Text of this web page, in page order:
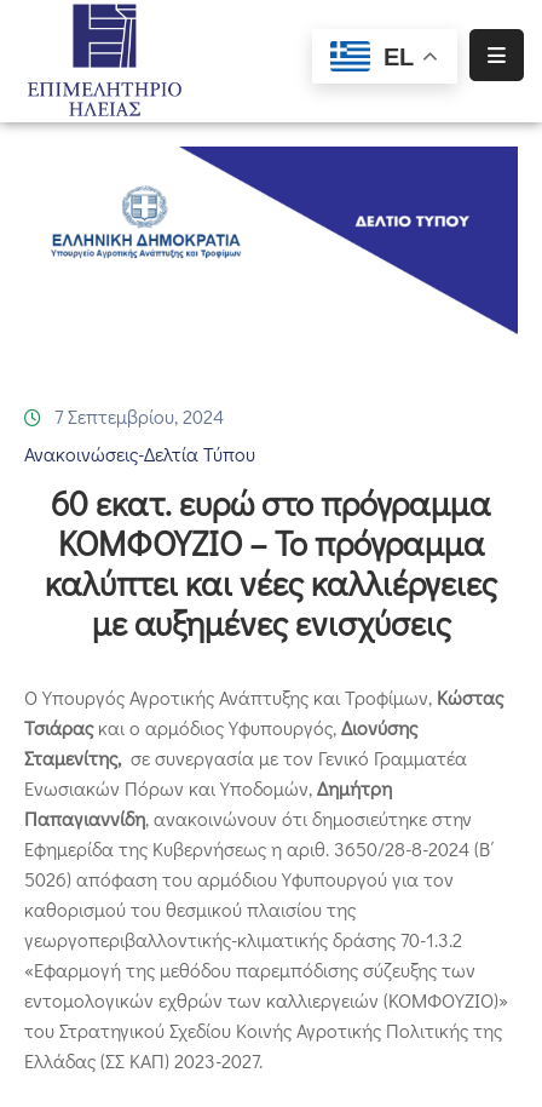
EL
Αρχική
Πληροφόρηση
Προγράμματα
Χρηματοδότησης
Επικοινωνία
7 Σεπτεμβρίου, 2024
Ανακοινώσεις-Δελτία Τύπου
60 εκατ. ευρώ στο πρόγραμμα
ΚΟΜΦΟΥΖΙΟ – Το πρόγραμμα
καλύπτει και νέες καλλιέργειες
με αυξημένες ενισχύσεις
Ο Υπουργός Αγροτικής Ανάπτυξης και Τροφίμων, Κώστας
Τσιάραςκαι ο αρμόδιος Υφυπουργός,Διονύσης
Σταμενίτης, σε συνεργασία με τον Γενικό Γραμματέα
Ενωσιακών Πόρων και Υποδομών,Δημήτρη
Παπαγιαννίδη, ανακοινώνουν ότι δημοσιεύτηκε στην
Εφημερίδα της Κυβερνήσεως η αριθ. 3650/28-8-2024 (Β΄
5026) απόφαση του αρμόδιου Υφυπουργού για τον
καθορισμού του θεσμικού πλαισίου της
γεωργοπεριβαλλοντικής-κλιματικής δράσης 70-1.3.2
«Εφαρμογή της μεθόδου παρεμπόδισης σύζευξης των
εντομολογικών εχθρών των καλλιεργειών (ΚΟΜΦΟΥΖΙΟ)»
του Στρατηγικού Σχεδίου Κοινής Αγροτικής Πολιτικής της
Ελλάδας (ΣΣ ΚΑΠ) 2023-2027.